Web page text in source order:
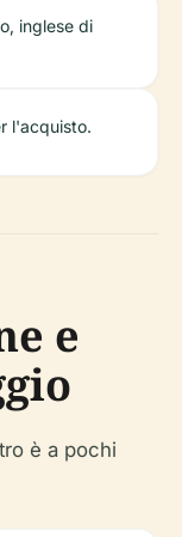
inglese di
l'acquisto.
e
è a pochi